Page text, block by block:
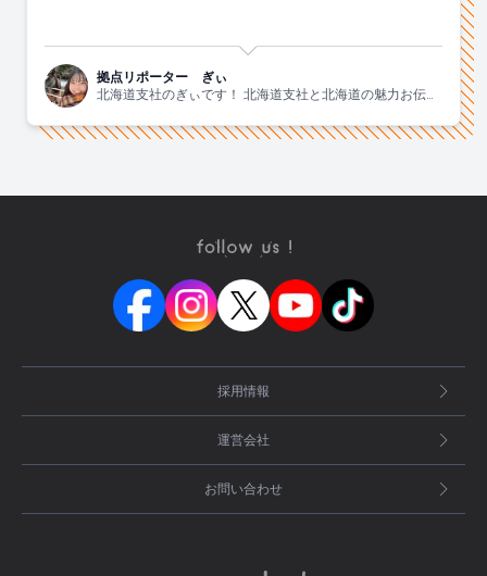
拠点リポーター ぎぃ
北海道支社のぎぃです！ 北海道支社と北海道の魅力お伝え
採用情報
運営会社
お問い合わせ